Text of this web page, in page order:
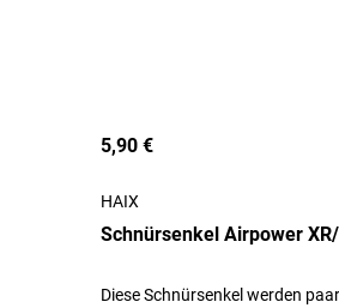
5,90 €
HAIX
Schnürsenkel Airpower
Diese Schnürsenkel werden